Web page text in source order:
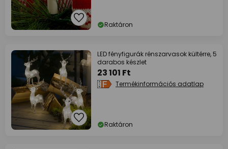
Raktáron
LED fényfigurák rénszarvasok kültérre, 5
darabos készlet
23 101 Ft
Termékinformációs adatlap
Raktáron